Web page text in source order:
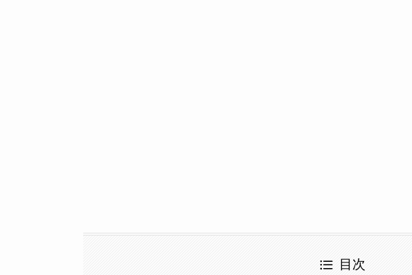
目次